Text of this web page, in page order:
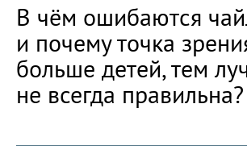
В чём ошибаются
и почему точка
больше детей, тем
не всегда правильна?